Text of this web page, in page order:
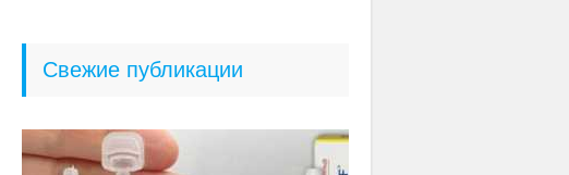
Свежие публикации